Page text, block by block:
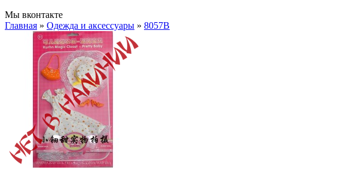
Мы вконтакте
Главная » Одежда и аксессуары » 8057B